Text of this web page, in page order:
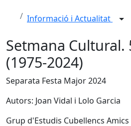
Informació i Actualitat
Setmana Cultural.
(1975-2024)
Separata Festa Major 2024
Autors: Joan Vidal i Lolo Garcia
Grup d'Estudis Cubellencs Amics